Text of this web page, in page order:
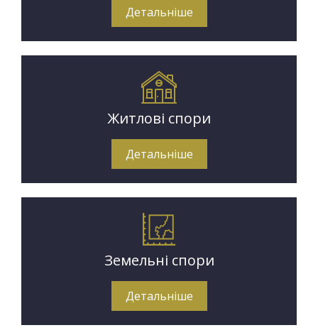
Детальніше
Житлові спори
Детальніше
Земельні спори
Детальніше